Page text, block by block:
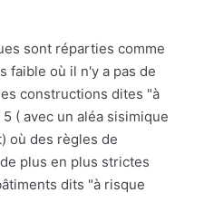
sont réparties comme
faible où il n'y a pas de
constructions dites "à
( avec un aléa sisimique
où des règles de
plus en plus strictes
dits "à risque